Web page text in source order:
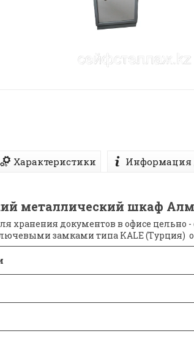
Характеристики Информация
металлический шкаф
хранения документов в офисе
замками типа KALE